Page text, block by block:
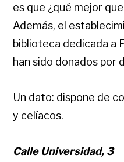
es que ¿qué mejor
Además, el
biblioteca dedicada a
han sido donados por
Un dato: dispone de
y celíacos.
Calle Universidad, 3